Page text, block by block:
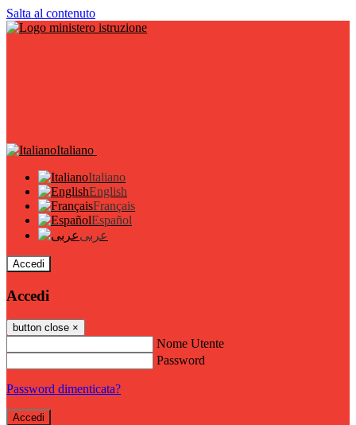
Salta al contenuto
Italiano
Italiano
English
Français
Español
عربى
Accedi
Accedi
button close ×
Nome Utente
Password
Password dimenticata?